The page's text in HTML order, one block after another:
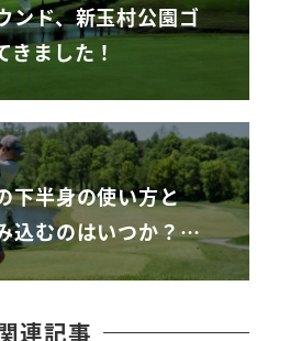
ンド、新玉村公園ゴ
きました！
下半身の使い方と
込むのはいつか？…
連記事